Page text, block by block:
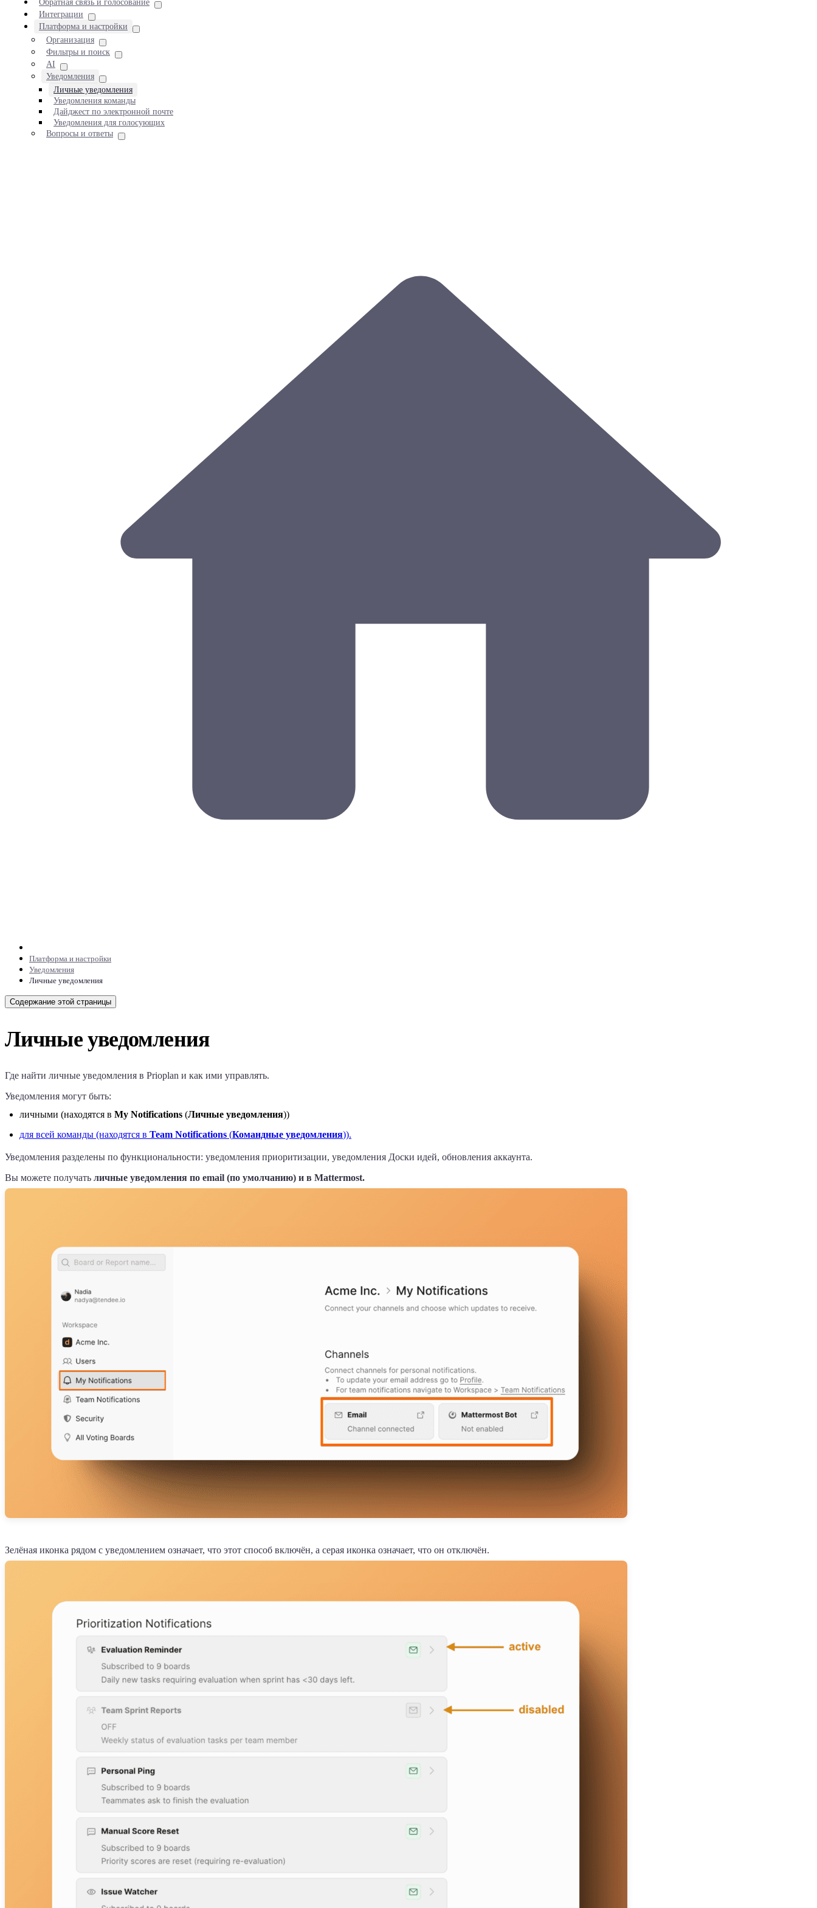
Обратная связь и голосование
Интеграции
Платформа и настройки
Организация
Фильтры и поиск
AI
Уведомления
Личные уведомления
Уведомления команды
Дайджест по электронной почте
Уведомления для голосующих
Вопросы и ответы
Платформа и настройки
Уведомления
Личные уведомления
Содержание этой страницы
Личные уведомления
Где найти личные уведомления в Prioplan и как ими управлять.
Уведомления могут быть:
личными (находятся в My Notifications (Личные уведомления))
для всей команды (находятся в Team Notifications (Командные уведомления)).
Уведомления разделены по функциональности: уведомления приоритизации, уведомления Доски идей, обновления аккаунта.
Вы можете получать личные уведомления по email (по умолчанию) и в Mattermost.
Зелёная иконка рядом с уведомлением означает, что этот способ включён, а серая иконка означает, что он отключён.